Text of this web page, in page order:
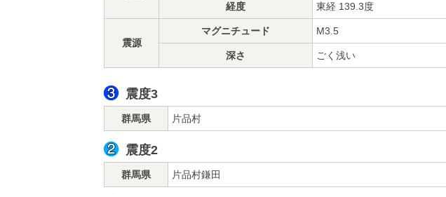
経度 東経 139.3度
震源
マグニチュード M3.5
深さ ごく浅い
震度3
群馬県 片品村
震度2
群馬県 片品村鎌田